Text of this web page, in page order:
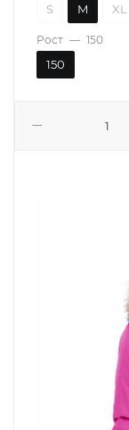
S M XL
Рост — 150
150